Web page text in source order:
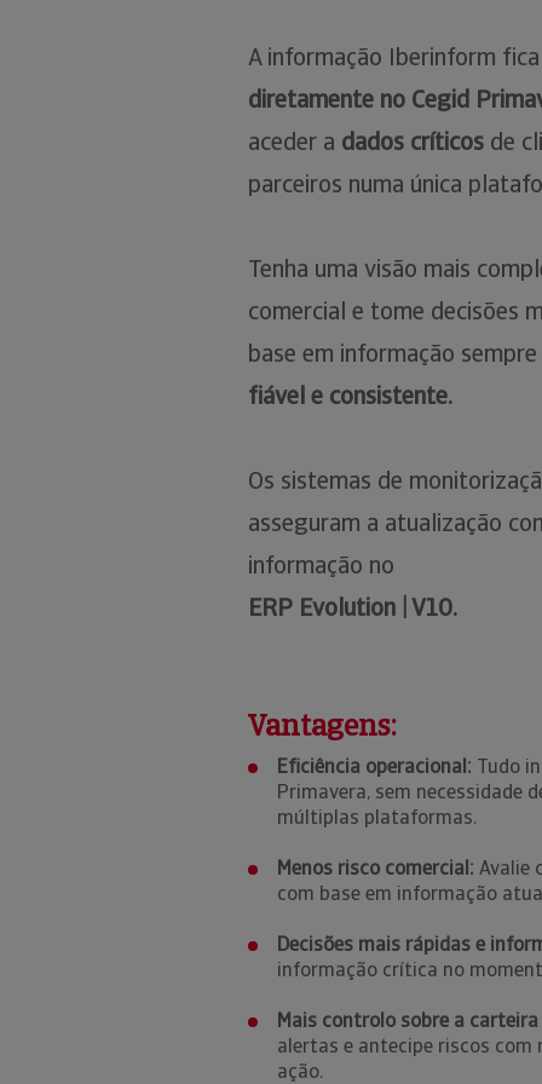
A informação Iberinform
diretamente no Cegid
aceder a dados críticosde
parceiros numa única
Tenha uma visão mais
comercial e tome decisões
base em informação sempre
fiável e consistente.
Os sistemas de
asseguram a atualização
informação no
ERP Evolution | V10.
Vantagens:
Eficiência operacional: Tudo
Primavera, sem necessidade
múltiplas plataformas.
Menos risco comercial: Avalie
com base em informação
Decisões mais rápidas e
informação crítica no
Mais controlo sobre a
alertas e antecipe riscos com
ação.